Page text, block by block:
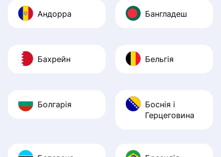
Андорра Бангладеш
Бахрейн Бельгія
Болгарія
Боснія і
Герцеговина